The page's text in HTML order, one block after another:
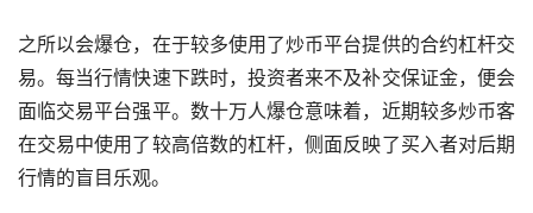
之所以会爆仓，在于较多使用了炒币平台提供的合约杠杆交
易。每当行情快速下跌时，投资者来不及补交保证金，便会
面临交易平台强平。数十万人爆仓意味着，近期较多炒币客
在交易中使用了较高倍数的杠杆，侧面反映了买入者对后期
行情的盲目乐观。